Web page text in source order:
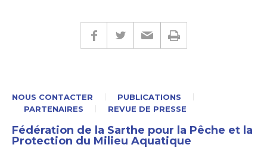
NOUS CONTACTER
PUBLICATIONS
PARTENAIRES
REVUE DE PRESSE
Fédération de la Sarthe pour la Pêche et la
Protection du Milieu Aquatique